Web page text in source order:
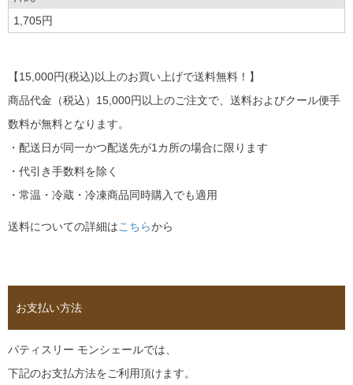
1,705円
【15,000円(税込)以上のお買い上げで送料無料！】
商品代金（税込）15,000円以上のご注文で、送料およびクール便手
数料が無料となります。
・配送日が同一かつ配送先が1カ所の場合に限ります
・代引き手数料を除く
・常温・冷蔵・冷凍商品同時購入でも適用
送料についての詳細はこちらから
お支払い方法
パティスリー モンシェールでは、
下記のお支払方法をご利用頂けます。